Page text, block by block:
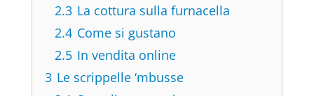
2.3 La cottura sulla furnacella
2.4 Come si gustano
2.5 In vendita online
3 Le scrippelle ‘mbusse